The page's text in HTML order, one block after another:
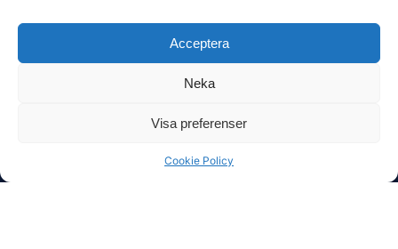
Acceptera
Neka
Visa preferenser
Cookie Policy
Trender & Rapporter
Prenumerera